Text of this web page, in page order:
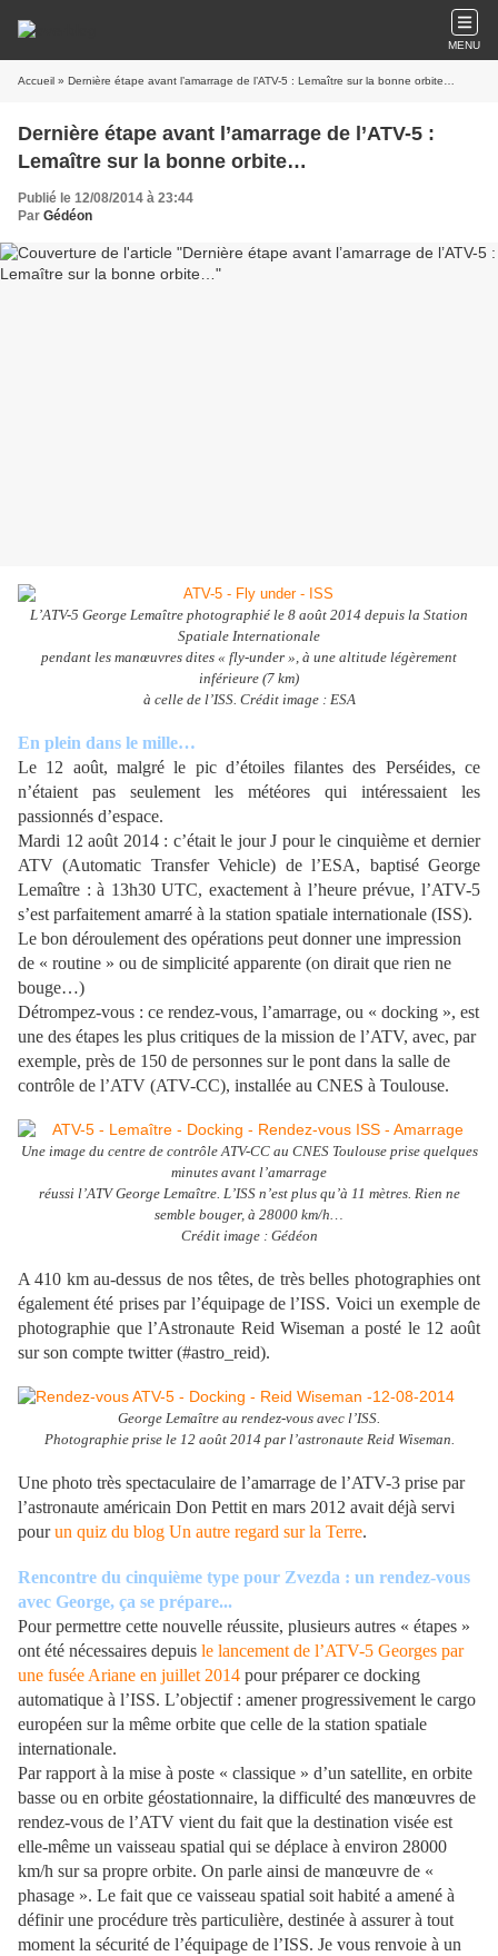
MENU
Accueil » Dernière étape avant l’amarrage de l’ATV-5 : Lemaître sur la bonne orbite…
Dernière étape avant l’amarrage de l’ATV-5 :
Lemaître sur la bonne orbite…
Publié le 12/08/2014 à 23:44
Par Gédéon
L’ATV-5 George Lemaître photographié le 8 août 2014 depuis la Station
Spatiale Internationale
pendant les manœuvres dites « fly-under », à une altitude légèrement
inférieure (7 km)
à celle de l’ISS. Crédit image : ESA
En plein dans le mille…
Le 12 août, malgré le pic d’étoiles filantes des Perséides, ce
n’étaient pas seulement les météores qui intéressaient les
passionnés d’espace.
Mardi 12 août 2014 : c’était le jour J pour le cinquième et dernier
ATV (Automatic Transfer Vehicle) de l’ESA, baptisé George
Lemaître : à 13h30 UTC, exactement à l’heure prévue, l’ATV-5
s’est parfaitement amarré à la station spatiale internationale (ISS).
Le bon déroulement des opérations peut donner une impression
de « routine » ou de simplicité apparente (on dirait que rien ne
bouge…)
Détrompez-vous : ce rendez-vous, l’amarrage, ou « docking », est
une des étapes les plus critiques de la mission de l’ATV, avec, par
exemple, près de 150 de personnes sur le pont dans la salle de
contrôle de l’ATV (ATV-CC), installée au CNES à Toulouse.
Une image du centre de contrôle ATV-CC au CNES Toulouse prise quelques
minutes avant l’amarrage
réussi l’ATV George Lemaître. L’ISS n’est plus qu’à 11 mètres. Rien ne
semble bouger, à 28000 km/h…
Crédit image : Gédéon
A 410 km au-dessus de nos têtes, de très belles photographies ont
également été prises par l’équipage de l’ISS. Voici un exemple de
photographie que l’Astronaute Reid Wiseman a posté le 12 août
sur son compte twitter (#astro_reid).
George Lemaître au rendez-vous avec l’ISS.
Photographie prise le 12 août 2014 par l’astronaute Reid Wiseman.
Une photo très spectaculaire de l’amarrage de l’ATV-3 prise par
l’astronaute américain Don Pettit en mars 2012 avait déjà servi
pourun quiz du blog Un autre regard sur la Terre.
Rencontre du cinquième type pour Zvezda : un rendez-vous
avec George, ça se prépare...
Pour permettre cette nouvelle réussite, plusieurs autres « étapes »
ont été nécessaires depuis le lancement de l’ATV-5 Georges par
une fusée Ariane en juillet 2014 pour préparer ce docking
automatique à l’ISS. L’objectif : amener progressivement le cargo
européen sur la même orbite que celle de la station spatiale
internationale.
Par rapport à la mise à poste « classique » d’un satellite, en orbite
basse ou en orbite géostationnaire, la difficulté des manœuvres de
rendez-vous de l’ATV vient du fait que la destination visée est
elle-même un vaisseau spatial qui se déplace à environ 28000
km/h sur sa propre orbite. On parle ainsi de manœuvre de «
phasage ». Le fait que ce vaisseau spatial soit habité a amené à
définir une procédure très particulière, destinée à assurer à tout
moment la sécurité de l’équipage de l’ISS. Je vous renvoie à un